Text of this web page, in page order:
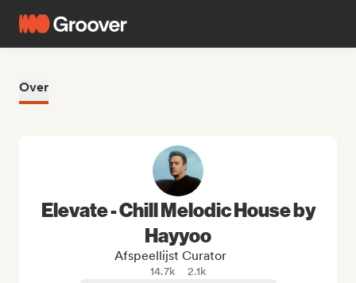
Over
Elevate - Chill Melodic House by
Hayyoo
Afspeellijst Curator
14.7k
2.1k